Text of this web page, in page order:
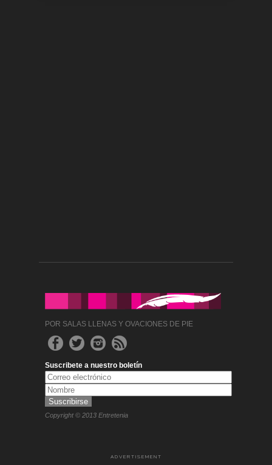
POR SALAS LLENAS Y OVACIONES DE PIE
Suscribete a nuestro boletín
Copyright © 2013 Entretenia
ADVERTISEMENT